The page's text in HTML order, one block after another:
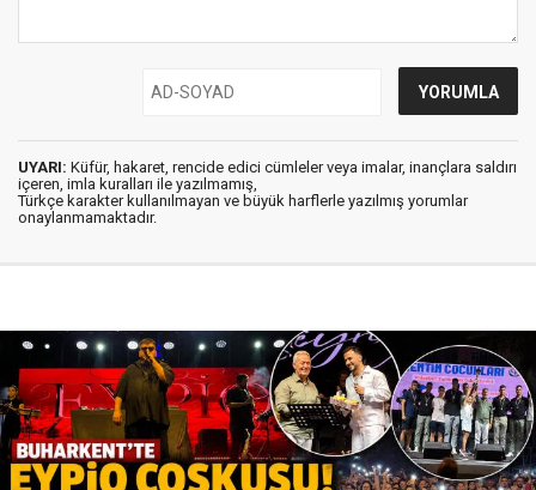
UYARI: Küfür, hakaret, rencide edici cümleler veya imalar, inançlara saldırı
içeren, imla kuralları ile yazılmamış,
Türkçe karakter kullanılmayan ve büyük harflerle yazılmış yorumlar
onaylanmamaktadır.